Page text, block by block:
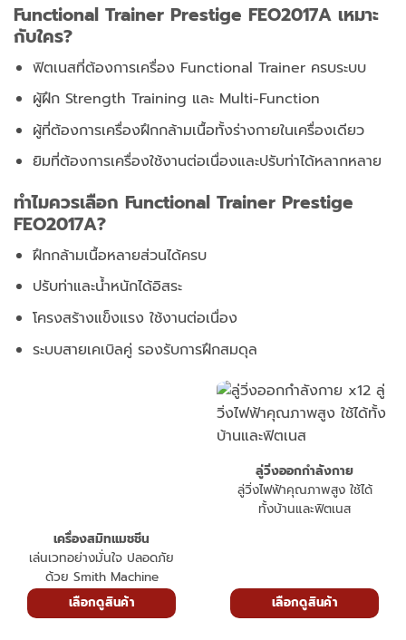
Functional Trainer Prestige FEO2017A เหมาะ
กับใคร?
ฟิตเนสที่ต้องการเครื่อง Functional Trainer ครบระบบ
ผู้ฝึก Strength Training และ Multi-Function
ผู้ที่ต้องการเครื่องฝึกกล้ามเนื้อทั้งร่างกายในเครื่องเดียว
ยิมที่ต้องการเครื่องใช้งานต่อเนื่องและปรับท่าได้หลากหลาย
ทำไมควรเลือก Functional Trainer Prestige
FEO2017A?
ฝึกกล้ามเนื้อหลายส่วนได้ครบ
ปรับท่าและน้ำหนักได้อิสระ
โครงสร้างแข็งแรง ใช้งานต่อเนื่อง
ระบบสายเคเบิลคู่ รองรับการฝึกสมดุล
เครื่องสมิทแมชชีน
เล่นเวทอย่างมั่นใจ ปลอดภัย
ด้วย Smith Machine
ลู่วิ่งออกกำลังกาย
ลู่วิ่งไฟฟ้าคุณภาพสูง ใช้ได้
ทั้งบ้านและฟิตเนส